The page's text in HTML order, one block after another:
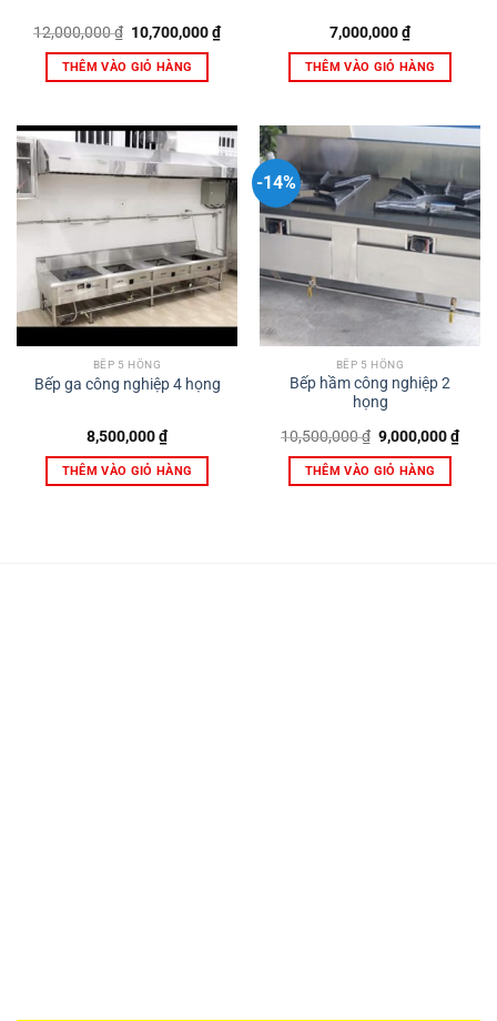
12,000,000₫ Giá
gốc
là:
12,000,000 ₫.
10,700,000₫Giá
hiện
THÊM VÀO GIỎ HÀNG
7,000,000₫
THÊM VÀO GIỎ HÀNG
BẾP 5 HỒNG
Bếp ga công nghiệp 4 họng
8,500,000₫
THÊM VÀO GIỎ HÀNG
-14%
BẾP 5 HỒNG
Bếp hầm công nghiệp 2
họng
10,500,000₫ Giá
gốc
là:
10,500,000 ₫.
9,000,000₫Giá
hiện
THÊM VÀO GIỎ HÀNG